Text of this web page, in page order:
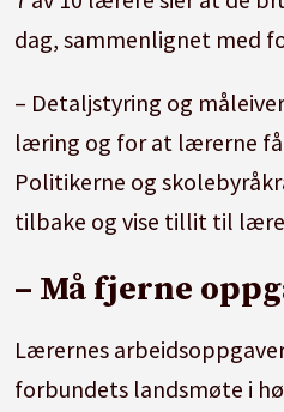
dag, sammenlignet med
– Detaljstyring og
læring og for at lærerne
Politikerne og
tilbake og vise tillit til
– Må fjerne
Lærernes
forbundets landsmøte i